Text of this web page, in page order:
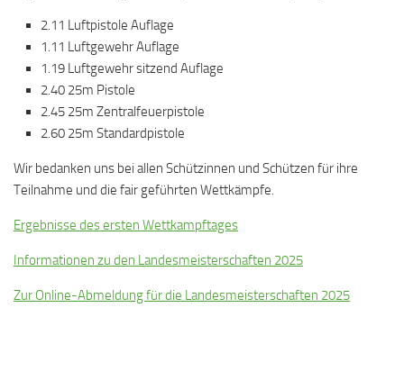
2.11 Luftpistole Auflage
1.11 Luftgewehr Auflage
1.19 Luftgewehr sitzend Auflage
2.40 25m Pistole
2.45 25m Zentralfeuerpistole
2.60 25m Standardpistole
Wir bedanken uns bei allen Schützinnen und Schützen für ihre
Teilnahme und die fair geführten Wettkämpfe.
Ergebnisse des ersten Wettkampftages
Informationen zu den Landesmeisterschaften 2025
Zur Online-Abmeldung für die Landesmeisterschaften 2025